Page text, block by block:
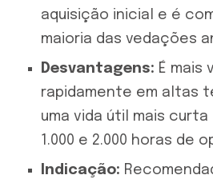
aquisição inicial e é
maioria das vedações
Desvantagens: É mais
rapidamente em altas
uma vida útil mais
1.000 e 2.000 horas de
Indicação: